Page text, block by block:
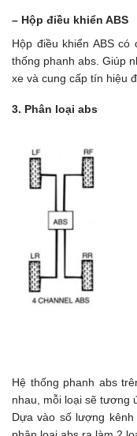
– Hộp điều khiển ABS
Hộp điều khiển ABS
thống phanh abs. Giúp
xe và cung cấp tín hiệu
3. Phân loại abs
Hệ thống phanh abs
nhau, mỗi loại sẽ tương
Dựa vào số lượng